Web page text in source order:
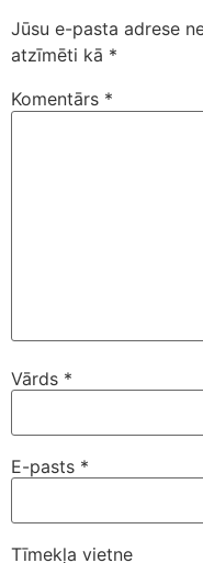
Jūsu e-pasta adrese
atzīmēti kā *
Komentārs *
Vārds *
E-pasts *
Tīmekļa vietne